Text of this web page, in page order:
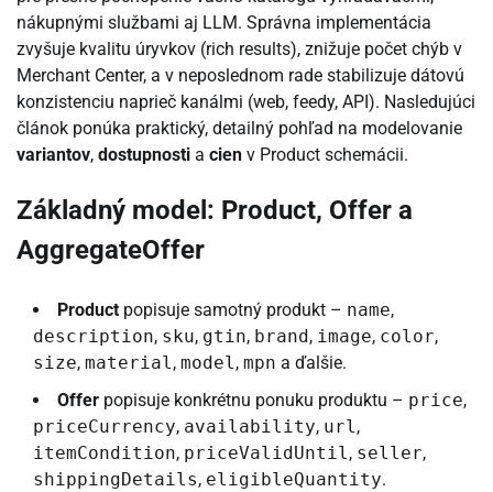
nákupnými službami aj LLM. Správna implementácia
zvyšuje kvalitu úryvkov (rich results), znižuje počet chýb v
Merchant Center, a v neposlednom rade stabilizuje dátovú
konzistenciu naprieč kanálmi (web, feedy, API). Nasledujúci
článok ponúka praktický, detailný pohľad na modelovanie
variantov, dostupnosti a cien v Product schemácii.
Základný model: Product, Offer a
AggregateOffer
Product popisuje samotný produkt – name,
description, sku, gtin, brand, image, color,
size, material, model, mpn a ďalšie.
Offer popisuje konkrétnu ponuku produktu – price,
priceCurrency, availability, url,
itemCondition, priceValidUntil, seller,
shippingDetails, eligibleQuantity.